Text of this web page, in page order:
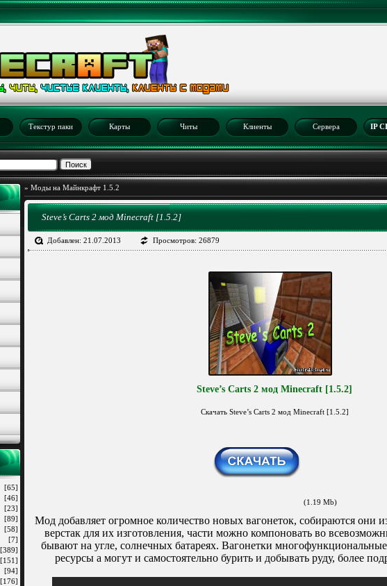
Текстур паки Карты Читы Клиенты Сервера IP
[65]
[46]
[23]
[89]
[58]
[7]
[389]
[151]
[94]
[176]
» Моды на Майнкрафт 1.5.2
Steve’s Carts 2 мод Minecraft [1.5.2]
Добавлен: 21.07.2013 Просмотров: 26879
Steve’s Carts 2 мод Minecraft [1.5.2]
Скачать Steve’s Carts 2 мод Minecraft [1.5.2]
(1.19 Mb)
Мод добавляет огромное количество новых вагонеток, собираются они
верстак для их изготовления, части можно компоновать во
бывают на угле, солнечных батареях. Вагонетки
ресурсы а могут и самостоятельно бурить и добывать руду, более